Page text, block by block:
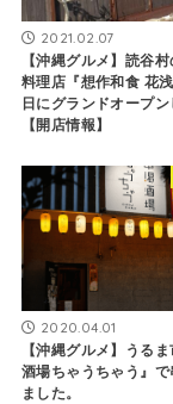
2021.02.07
【沖縄グルメ】読谷
料理店『想作和食 花
日にグランドオープ
【開店情報】
2020.04.01
【沖縄グルメ】うる
酒場ちゃうちゃう』
ました。